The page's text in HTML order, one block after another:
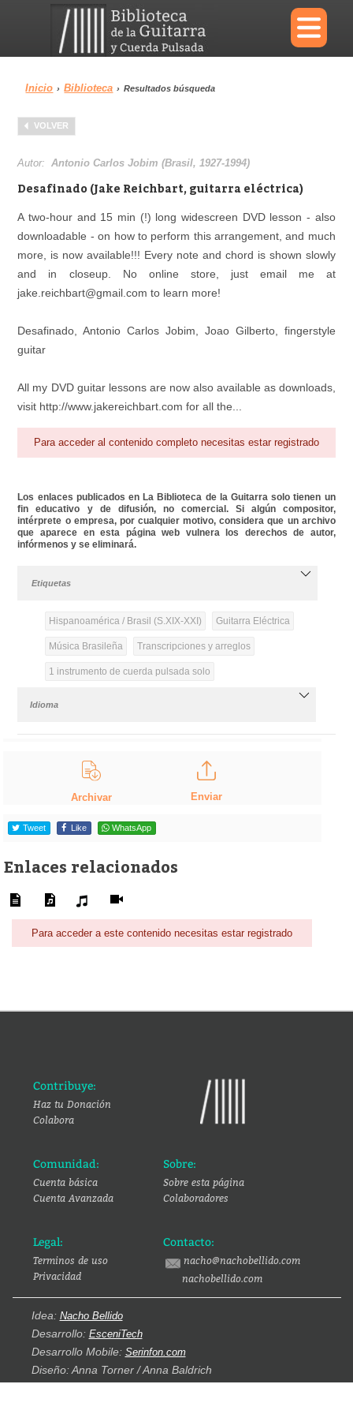
×
Menu
Biblioteca Diccionario
Área personal Reproductor
Inicio › Biblioteca › Resultados búsqueda
VOLVER
Autor:Antonio Carlos Jobim (Brasil, 1927-1994)
Desafinado (Jake Reichbart, guitarra eléctrica)
A two-hour and 15 min (!) long widescreen DVD lesson - also
downloadable - on how to perform this arrangement, and much
more, is now available!!! Every note and chord is shown slowly
and in closeup. No online store, just email me at
jake.reichbart@gmail.com to learn more!
Desafinado, Antonio Carlos Jobim, Joao Gilberto, fingerstyle
guitar
All my DVD guitar lessons are now also available as downloads,
visit http://www.jakereichbart.com for all the...
Para acceder al contenido completo necesitas estar registrado
Los enlaces publicados en La Biblioteca de la Guitarra solo tienen un
fin educativo y de difusión, no comercial. Si algún compositor,
intérprete o empresa, por cualquier motivo, considera que un archivo
que aparece en esta página web vulnera los derechos de autor,
infórmenos y se eliminará.
Etiquetas
Hispanoamérica / Brasil (S.XIX-XXI) Guitarra Eléctrica
Música Brasileña Transcripciones y arreglos
1 instrumento de cuerda pulsada solo
Idioma
Archivar Enviar
Tweet Like WhatsApp
Enlaces relacionados
Para acceder a este contenido necesitas estar registrado
Contribuye:
Haz tu Donación
Colabora
Comunidad:
Cuenta básica
Cuenta Avanzada
Sobre:
Sobre esta página
Colaboradores
Legal:
Terminos de uso
Privacidad
Contacto:
nacho@nachobellido.com
nachobellido.com
Idea: Nacho Bellido
Desarrollo: EsceniTech
Desarrollo Mobile: Serinfon.com
Diseño: Anna Torner / Anna Baldrich